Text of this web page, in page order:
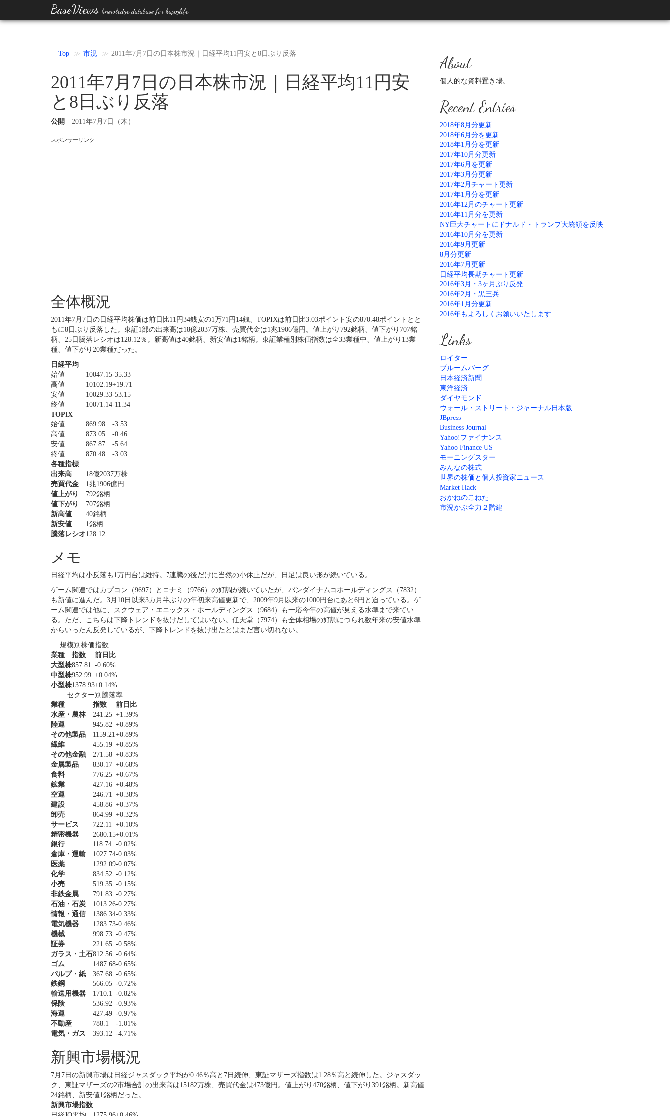
BaseViews knowledge database for happylife
Top 市況 2011年7月7日の日本株市況｜日経平均11円安と8日ぶり反落
2011年7月7日の日本株市況｜日経平均11円安
と8日ぶり反落
公開 2011年7月7日（木）
スポンサーリンク
全体概況
2011年7月7日の日経平均株価は前日比11円34銭安の1万71円14銭、TOPIXは前日比3.03ポイント安の870.48ポイントとと
もに8日ぶり反落した。東証1部の出来高は18億2037万株、売買代金は1兆1906億円。値上がり792銘柄、値下がり707銘
柄、25日騰落レシオは128.12％。新高値は40銘柄、新安値は1銘柄。東証業種別株価指数は全33業種中、値上がり13業
種、値下がり20業種だった。
日経平均
始値
10047.15-35.33
高値
10102.19+19.71
安値
10029.33-53.15
終値
10071.14-11.34
TOPIX
始値
869.98
-3.53
高値
873.05
-0.46
安値
867.87
-5.64
終値
870.48
-3.03
各種指標
出来高
18億2037万株
売買代金
1兆1906億円
値上がり
792銘柄
値下がり
707銘柄
新高値
40銘柄
新安値
1銘柄
騰落レシオ128.12
メモ
日経平均は小反落も1万円台は維持。7連騰の後だけに当然の小休止だが、日足は良い形が続いている。
ゲーム関連ではカプコン（9697）とコナミ（9766）の好調が続いていたが、バンダイナムコホールディングス（7832）
も新値に進んだ。3月10日以来3カ月半ぶりの年初来高値更新で、2009年9月以来の1000円台にあと6円と迫っている。ゲ
ーム関連では他に、スクウェア・エニックス・ホールディングス（9684）も一応今年の高値が見える水準まで来てい
る。ただ、こちらは下降トレンドを抜けだしてはいない。任天堂（7974）も全体相場の好調につられ数年来の安値水準
からいったん反発しているが、下降トレンドを抜け出たとはまだ言い切れない。
規模別株価指数
業種
指数
前日比
大型株857.81 -0.60%
中型株952.99 +0.04%
小型株1378.93+0.14%
セクター別騰落率
業種
指数
前日比
水産・農林
241.25 +1.39%
陸運
945.82 +0.89%
その他製品
1159.21+0.89%
繊維
455.19 +0.85%
その他金融
271.58 +0.83%
金属製品
830.17 +0.68%
食料
776.25 +0.67%
鉱業
427.16 +0.48%
空運
246.71 +0.38%
建設
458.86 +0.37%
卸売
864.99 +0.32%
サービス
722.11 +0.10%
精密機器
2680.15+0.01%
銀行
118.74 -0.02%
倉庫・運輸
1027.74-0.03%
医薬
1292.09-0.07%
化学
834.52 -0.12%
小売
519.35 -0.15%
非鉄金属
791.83 -0.27%
石油・石炭
1013.26-0.27%
情報・通信
1386.34-0.33%
電気機器
1283.73-0.46%
機械
998.73 -0.47%
証券
221.65 -0.58%
ガラス・土石812.56 -0.64%
ゴム
1487.68-0.65%
パルプ・紙
367.68 -0.65%
鉄鋼
566.05 -0.72%
輸送用機器
1710.1 -0.82%
保険
536.92 -0.93%
海運
427.49 -0.97%
不動産
788.1
-1.01%
電気・ガス
393.12 -4.71%
新興市場概況
7月7日の新興市場は日経ジャスダック平均が0.46％高と7日続伸、東証マザーズ指数は1.28％高と続伸した。ジャスダッ
ク、東証マザーズの2市場合計の出来高は15182万株、売買代金は473億円。値上がり470銘柄、値下がり391銘柄。新高値
24銘柄、新安値1銘柄だった。
新興市場指数
About
個人的な資料置き場。
Recent Entries
2018年8月分更新
2018年6月分を更新
2018年1月分を更新
2017年10月分更新
2017年6月を更新
2017年3月分更新
2017年2月チャート更新
2017年1月分を更新
2016年12月のチャート更新
2016年11月分を更新
NY巨大チャートにドナルド・トランプ大統領を反映
2016年10月分を更新
2016年9月更新
8月分更新
2016年7月更新
日経平均長期チャート更新
2016年3月・3ヶ月ぶり反発
2016年2月・黒三兵
2016年1月分更新
2016年もよろしくお願いいたします
Links
ロイター
ブルームバーグ
日本経済新聞
東洋経済
ダイヤモンド
ウォール・ストリート・ジャーナル日本版
JBpress
Business Journal
Yahoo!ファイナンス
Yahoo Finance US
モーニングスター
みんなの株式
世界の株価と個人投資家ニュース
Market Hack
おかねのこねた
市況かぶ全力２階建